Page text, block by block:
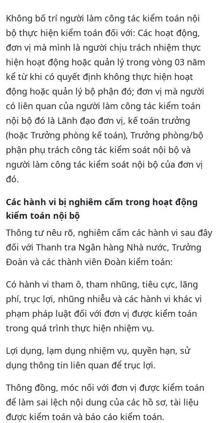
Không bố trí người làm công tác kiểm toán nội
bộ thực hiện kiểm toán đối với: Các hoạt động,
đơn vị mà mình là người chịu trách nhiệm thực
hiện hoạt động hoặc quản lý trong vòng 03 năm
kể từ khi có quyết định không thực hiện hoạt
động hoặc quản lý bộ phận đó; đơn vị mà người
có liên quan của người làm công tác kiểm toán
nội bộ đó là Lãnh đạo đơn vị, kế toán trưởng
(hoặc Trưởng phòng kế toán), Trưởng phòng/bộ
phận phụ trách công tác kiểm soát nội bộ và
người làm công tác kiểm soát nội bộ của đơn vị
đó.
Các hành vi bị nghiêm cấm trong hoạt động
kiểm toán nội bộ
Thông tư nêu rõ, nghiêm cấm các hành vi sau đây
đối với Thanh tra Ngân hàng Nhà nước, Trưởng
Đoàn và các thành viên Đoàn kiểm toán:
Có hành vi tham ô, tham nhũng, tiêu cực, lãng
phí, trục lợi, nhũng nhiễu và các hành vi khác vi
phạm pháp luật đối với đơn vị được kiểm toán
trong quá trình thực hiện nhiệm vụ.
Lợi dụng, lạm dụng nhiệm vụ, quyền hạn, sử
dụng thông tin liên quan để trục lợi.
Thông đồng, móc nối với đơn vị được kiểm toán
để làm sai lệch nội dung của các hồ sơ, tài liệu
được kiểm toán và báo cáo kiểm toán.